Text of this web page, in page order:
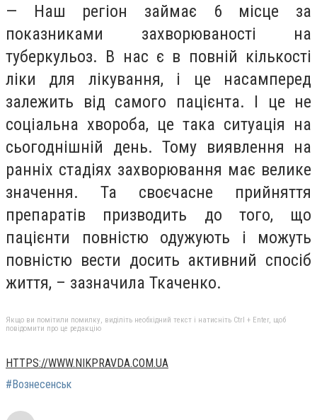
— Наш регіон займає 6 місце за
показниками захворюваності на
туберкульоз. В нас є в повній кількості
ліки для лікування, і це насамперед
залежить від самого пацієнта. І це не
соціальна хвороба, це така ситуація на
сьогоднішній день. Тому виявлення на
ранніх стадіях захворювання має велике
значення. Та своєчасне прийняття
препаратів призводить до того, що
пацієнти повністю одужують і можуть
повністю вести досить активний спосіб
життя, – зазначила Ткаченко.
Якщо ви помітили помилку, виділіть необхідний текст і натисніть Ctrl + Enter, щоб
повідомити про це редакцію
HTTPS://WWW.NIKPRAVDA.COM.UA
#Вознесенськ